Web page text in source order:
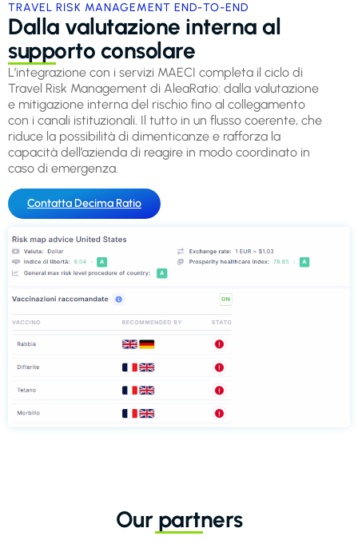
TRAVEL RISK MANAGEMENT END-TO-END
Dalla valutazione interna al
supporto consolare
L’integrazione con i servizi MAECI completa il ciclo di
Travel Risk Management di AleaRatio: dalla valutazione
e mitigazione interna del rischio fino al collegamento
con i canali istituzionali. Il tutto in un flusso coerente, che
riduce la possibilità di dimenticanze e rafforza la
capacità dell’azienda di reagire in modo coordinato in
caso di emergenza.
Contatta Decima Ratio
Our partners